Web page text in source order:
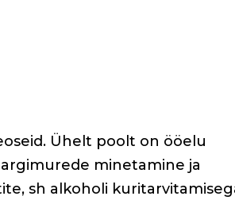
Ühelt poolt on ööelu
minetamine ja
sh alkoholi